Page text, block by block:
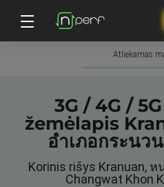
Atliekamas
3G / 4G /
žemėlapis
อำเภอกระนว
Korinis rišys Kranuan,
Changwat Khon